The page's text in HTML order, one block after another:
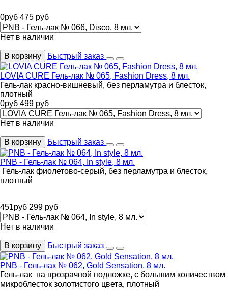
0руб 475 руб
Нет в наличии
В корзину Быстрый заказ
LOVIA CURE Гель-лак № 065, Fashion Dress, 8 мл.
Гель-лак красно-вишневый, без перламутра и блесток,
плотный
0руб 499 руб
Нет в наличии
В корзину Быстрый заказ
PNB - Гель-лак № 064, In style, 8 мл.
Гель-лак фиолетово-серый, без перламутра и блесток,
плотный
451руб 299 руб
Нет в наличии
В корзину Быстрый заказ
PNB - Гель-лак № 062, Gold Sensation, 8 мл.
Гель-лак на прозрачной подложке, с большим количеством
микроблесток золотистого цвета, плотный